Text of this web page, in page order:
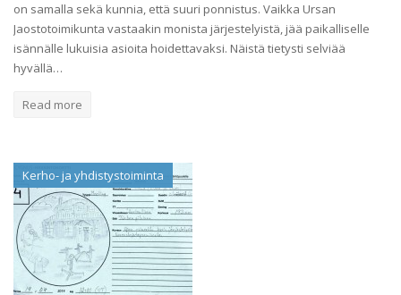
on samalla sekä kunnia, että suuri ponnistus. Vaikka Ursan
Jaostotoimikunta vastaakin monista järjestelyistä, jää paikalliselle
isännälle lukuisia asioita hoidettavaksi. Näistä tietysti selviää
hyvällä…
Read more
Kerho- ja yhdistystoiminta